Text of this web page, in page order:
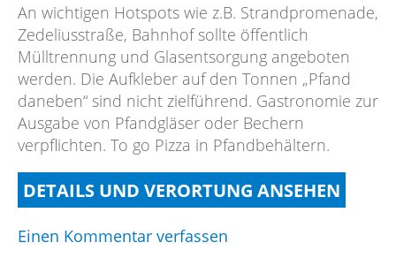
An wichtigen Hotspots wie z.B. Strandpromenade,
Zedeliusstraße, Bahnhof sollte öffentlich
Mülltrennung und Glasentsorgung angeboten
werden. Die Aufkleber auf den Tonnen „Pfand
daneben“ sind nicht zielführend. Gastronomie zur
Ausgabe von Pfandgläser oder Bechern
verpflichten. To go Pizza in Pfandbehältern.
DETAILS UND VERORTUNG ANSEHEN
Einen Kommentar verfassen